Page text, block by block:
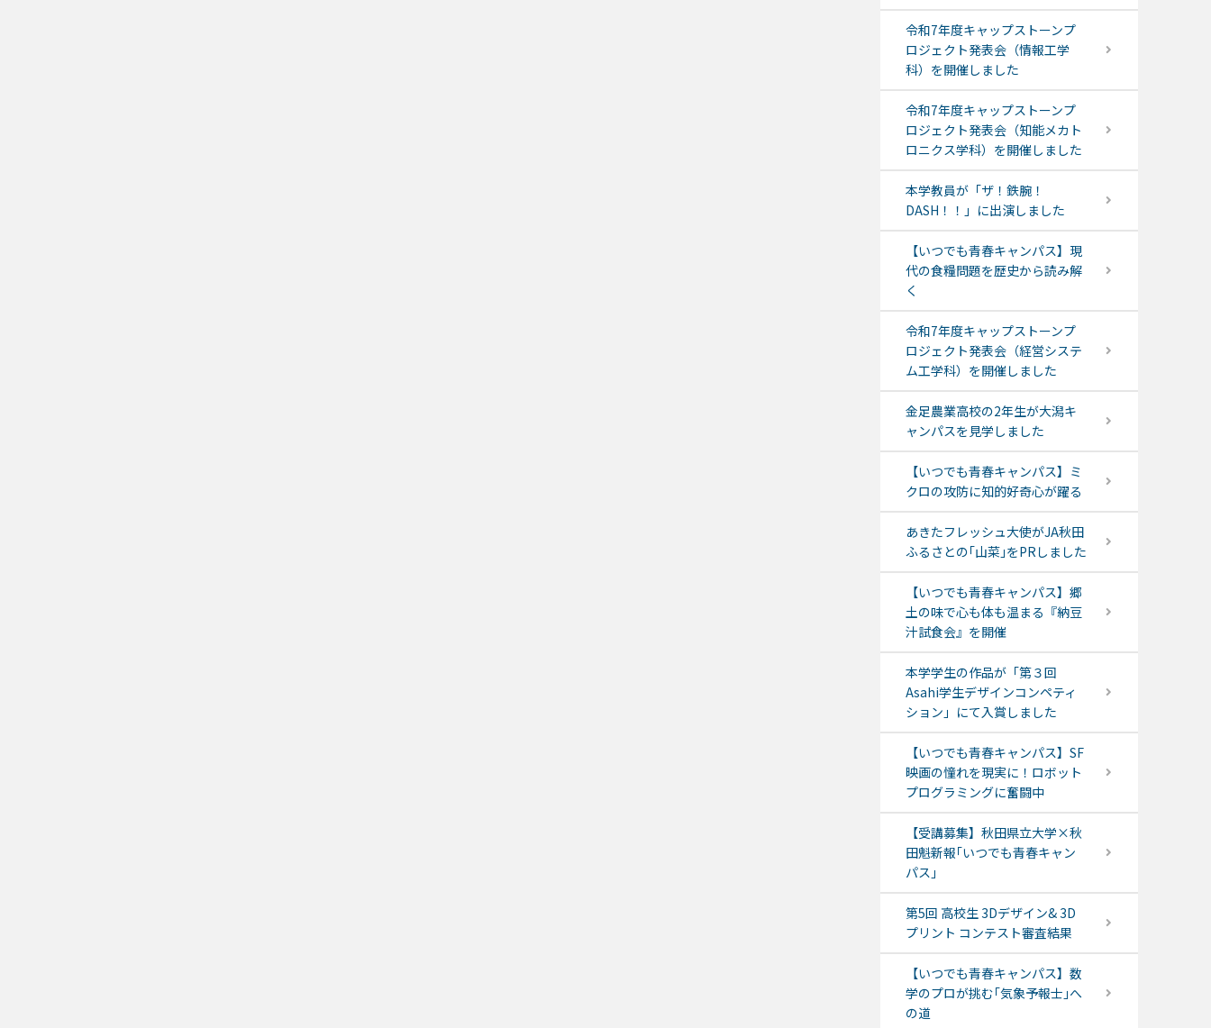
令和7年度キャップストーンプ
ロジェクト発表会（情報工学
科）を開催しました
令和7年度キャップストーンプ
ロジェクト発表会（知能メカト
ロニクス学科）を開催しました
本学教員が「ザ！鉄腕！
DASH！！」に出演しました
【いつでも青春キャンパス】現
代の食糧問題を歴史から読み解
く
令和7年度キャップストーンプ
ロジェクト発表会（経営システ
ム工学科）を開催しました
金足農業高校の2年生が大潟キ
ャンパスを見学しました
【いつでも青春キャンパス】ミ
クロの攻防に知的好奇心が躍る
あきたフレッシュ大使がJA秋田
ふるさとの｢山菜｣をPRしました
【いつでも青春キャンパス】郷
土の味で心も体も温まる『納豆
汁試食会』を開催
本学学生の作品が「第３回
Asahi学生デザインコンペティ
ション」にて入賞しました
【いつでも青春キャンパス】SF
映画の憧れを現実に！ロボット
プログラミングに奮闘中
【受講募集】秋田県立大学×秋
田魁新報｢いつでも青春キャン
パス｣
第5回 高校生 3Dデザイン& 3D
プリント コンテスト審査結果
【いつでも青春キャンパス】数
学のプロが挑む｢気象予報士｣へ
の道